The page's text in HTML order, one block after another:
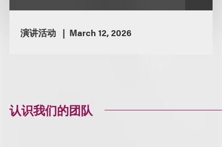
演讲活动 March 12, 2026
认识我们的团队